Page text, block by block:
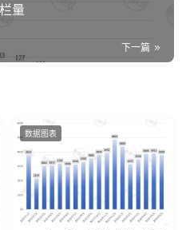
量
下一篇
数据图表